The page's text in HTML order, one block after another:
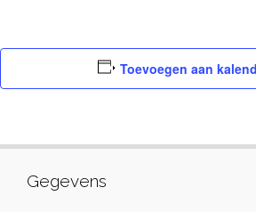
Toevoegen aan
Gegevens